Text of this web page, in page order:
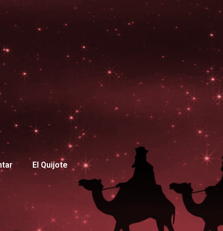
El Quijote